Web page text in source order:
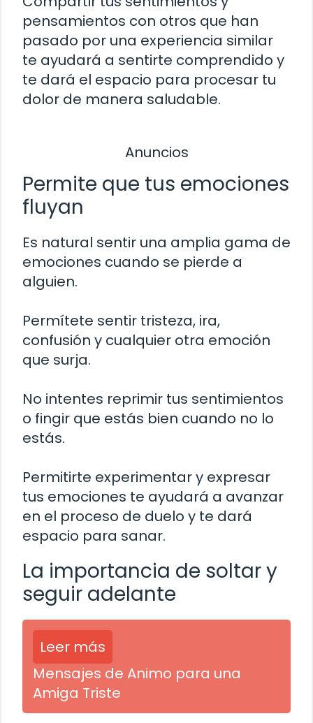
pensamientos con otros que han
pasado por una experiencia similar
te ayudará a sentirte comprendido y
te dará el espacio para procesar tu
dolor de manera saludable.
Anuncios
Permite que tus emociones
fluyan
Es natural sentir una amplia gama de
emociones cuando se pierde a
alguien.
Permítete sentir tristeza, ira,
confusión y cualquier otra emoción
que surja.
No intentes reprimir tus sentimientos
o fingir que estás bien cuando no lo
estás.
Permitirte experimentar y expresar
tus emociones te ayudará a avanzar
en el proceso de duelo y te dará
espacio para sanar.
La importancia de soltar y
seguir adelante
Leer más
Mensajes de Animo para una
Amiga Triste